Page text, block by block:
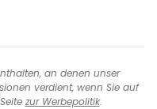
an denen unser
verdient, wenn Sie auf
zur Werbepolitik.